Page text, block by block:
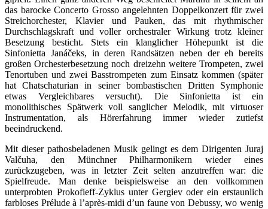
das barocke Concerto Grosso angelehnten Doppelkonzert für zwei
Streichorchester, Klavier und Pauken, das mit rhythmischer
Durchschlagskraft und voller orchestraler Wirkung trotz kleiner
Besetzung besticht. Stets ein klanglicher Höhepunkt ist die
Sinfonietta Janáčeks, in deren Randsätzen neben der eh bereits
großen Orchesterbesetzung noch dreizehn weitere Trompeten, zwei
Tenortuben und zwei Basstrompeten zum Einsatz kommen (später
hat Chatschaturian in seiner bombastischen Dritten Symphonie
etwas Vergleichbares versucht). Die Sinfonietta ist ein
monolithisches Spätwerk voll sanglicher Melodik, mit virtuoser
Instrumentation, als Hörerfahrung immer wieder zutiefst
beeindruckend.
Mit dieser pathosbeladenen Musik gelingt es dem Dirigenten Juraj
Valčuha, den Münchner Philharmonikern wieder eines
zurückzugeben, was in letzter Zeit selten anzutreffen war: die
Spielfreude. Man denke beispielsweise an den vollkommen
unterprobten Prokofieff-Zyklus unter Gergiev oder ein erstaunlich
farbloses Prélude à l’après-midi d’un faune von Debussy, wo wenig